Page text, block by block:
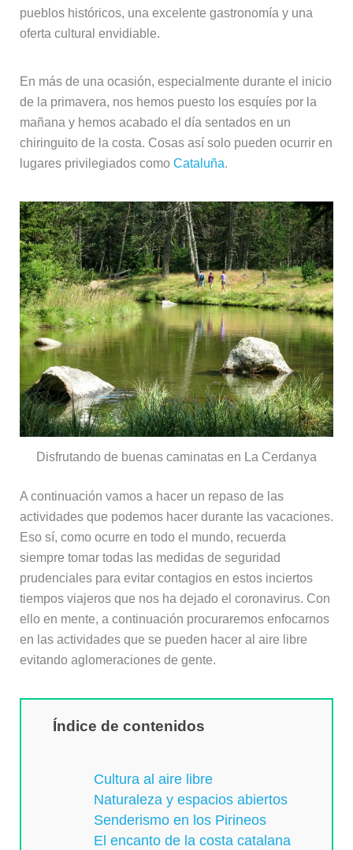
pueblos históricos, una excelente gastronomía y una
oferta cultural envidiable.
En más de una ocasión, especialmente durante el inicio
de la primavera, nos hemos puesto los esquíes por la
mañana y hemos acabado el día sentados en un
chiringuito de la costa. Cosas así solo pueden ocurrir en
lugares privilegiados como Cataluña.
Disfrutando de buenas caminatas en La Cerdanya
A continuación vamos a hacer un repaso de las
actividades que podemos hacer durante las vacaciones.
Eso sí, como ocurre en todo el mundo, recuerda
siempre tomar todas las medidas de seguridad
prudenciales para evitar contagios en estos inciertos
tiempos viajeros que nos ha dejado el coronavirus. Con
ello en mente, a continuación procuraremos enfocarnos
en las actividades que se pueden hacer al aire libre
evitando aglomeraciones de gente.
Índice de contenidos
Cultura al aire libre
Naturaleza y espacios abiertos
Senderismo en los Pirineos
El encanto de la costa catalana